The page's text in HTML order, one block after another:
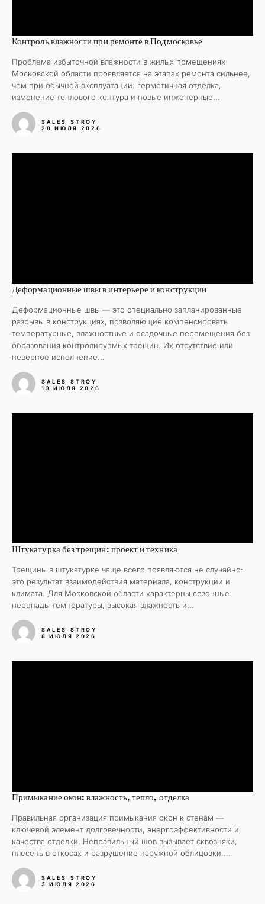
Контроль влажности при ремонте в Подмосковье
Проблема избыточной влажности в жилых помещениях
Московской области проявляется на этапах ремонта сильнее,
чем при обычной эксплуатации: герметичная отделка,
изменение теплового контура и новые инженерные...
SALES_STROY
28 ИЮЛЯ 2026
Деформационные швы в интерьере и конструкции
Деформационные швы — это специально запланированные
разрывы в конструкциях, позволяющие компенсировать
температурные, влажностные и осадочные перемещения без
образования контролируемых трещин. Их отсутствие или
неверное исполнение...
SALES_STROY
13 ИЮЛЯ 2026
Штукатурка без трещин: проект и техника
Трещины в штукатурке чаще всего появляются не случайно:
это результат взаимодействия материала, конструкции и
климата. Для Московской области характерны сезонные
перепады температуры, высокая влажность и...
SALES_STROY
8 ИЮЛЯ 2026
Примыкание окон: влажность, тепло, отделка
Правильная организация примыкания окон к стенам —
ключевой элемент долговечности, энергоэффективности и
качества отделки. Неправильный шов вызывает сквозняки,
плесень в откосах и разрушение наружной облицовки,...
SALES_STROY
3 ИЮЛЯ 2026